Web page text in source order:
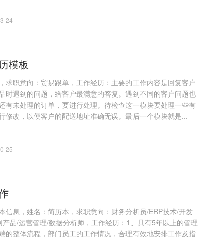
24
模板
求职意向：贸易跟单，工作经历：主要的工作内容是回复客户
时遇到的问题，给客户最满意的答复。遇到不同的客户问题也
有未处理的订单，要进行处理。待检查这一模块要处理一些有
修改，以便客户的配送地址准确无误。最后一个模块就是...
25
信息，姓名：简历本，求职意向：财务分析员/ERP技术/开发
品/运营管理/数据分析师，工作经历：1、具有5年以上的管理
的整体流程，部门员工的工作情况，合理有效地安排工作及指